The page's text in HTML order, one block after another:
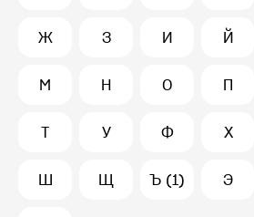
Ж З И Й
М Н О П
Т У Ф Х
Ш Щ Ъ (1) Э